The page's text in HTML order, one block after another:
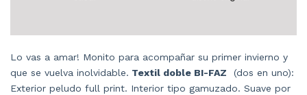
Lo vas a amar! Monito para acompañar su primer invierno y
que se vuelva inolvidable. Textil doble BI-FAZ (dos en uno):
Exterior peludo full print. Interior tipo gamuzado. Suave por